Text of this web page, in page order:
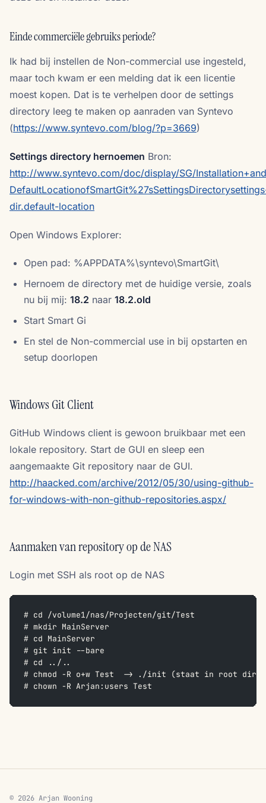
Einde commerciële gebruiks periode?
Ik had bij instellen de Non-commercial use ingesteld,
maar toch kwam er een melding dat ik een licentie
moest kopen. Dat is te verhelpen door de settings
directory leeg te maken op aanraden van Syntevo
(https://www.syntevo.com/blog/?p=3669)
Settings directory hernoemen Bron:
http://www.syntevo.com/doc/display/SG/
dir.default-location
Open Windows Explorer:
Open pad: %APPDATA%\syntevo\SmartGit\
Hernoem de directory met de huidige versie, zoals
nu bij mij: 18.2 naar 18.2.old
Start Smart Gi
En stel de Non-commercial use in bij opstarten en
setup doorlopen
Windows Git Client
GitHub Windows client is gewoon bruikbaar met een
lokale repository. Start de GUI en sleep een
aangemaakte Git repository naar de GUI.
http://haacked.com/archive/2012/05/30/using-github-
for-windows-with-non-github-repositories.aspx/
Aanmaken van repository op de NAS
Login met SSH als root op de NAS
# cd /volume1/nas/Projecten/git/Test
# mkdir MainServer
# cd MainServer
# git init --bare
# cd ../..
# chmod -R o+w Test  -> ./init (staat in root dir en
# chown -R Arjan:users Test
© 2026 Arjan Wooning